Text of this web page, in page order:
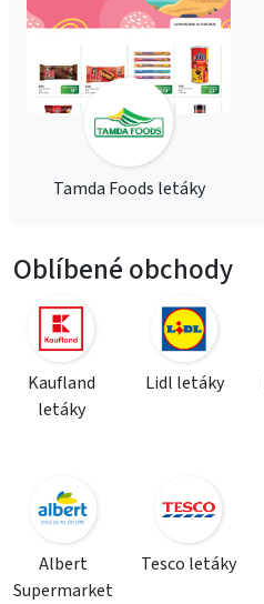
Tamda Foods letáky
Oblíbené obchody
Kaufland
letáky
Lidl letáky
Albert
Supermarket
Tesco letáky